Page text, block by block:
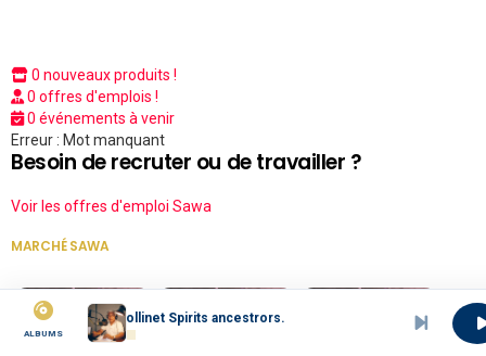
0 nouveaux produits !
0 offres d'emplois !
0 événements à venir
Erreur : Mot manquant
Besoin de recruter ou de travailler ?
Voir les offres d'emploi Sawa
MARCHÉ SAWA
10 1
ALBUMS
Collinet Spirits ancestrors.